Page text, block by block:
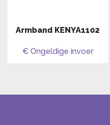
Armband KENYA1102
€ Ongeldige invoer